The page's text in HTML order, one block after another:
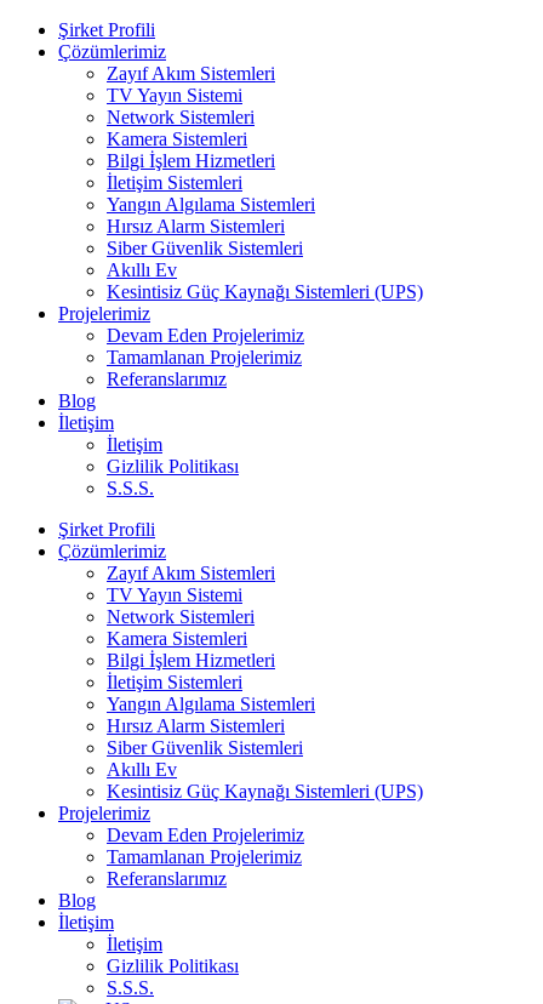
Şirket Profili
Çözümlerimiz
Zayıf Akım Sistemleri
TV Yayın Sistemi
Network Sistemleri
Kamera Sistemleri
Bilgi İşlem Hizmetleri
İletişim Sistemleri
Yangın Algılama Sistemleri
Hırsız Alarm Sistemleri
Siber Güvenlik Sistemleri
Akıllı Ev
Kesintisiz Güç Kaynağı Sistemleri (UPS)
Projelerimiz
Devam Eden Projelerimiz
Tamamlanan Projelerimiz
Referanslarımız
Blog
İletişim
İletişim
Gizlilik Politikası
S.S.S.
Şirket Profili
Çözümlerimiz
Zayıf Akım Sistemleri
TV Yayın Sistemi
Network Sistemleri
Kamera Sistemleri
Bilgi İşlem Hizmetleri
İletişim Sistemleri
Yangın Algılama Sistemleri
Hırsız Alarm Sistemleri
Siber Güvenlik Sistemleri
Akıllı Ev
Kesintisiz Güç Kaynağı Sistemleri (UPS)
Projelerimiz
Devam Eden Projelerimiz
Tamamlanan Projelerimiz
Referanslarımız
Blog
İletişim
İletişim
Gizlilik Politikası
S.S.S.